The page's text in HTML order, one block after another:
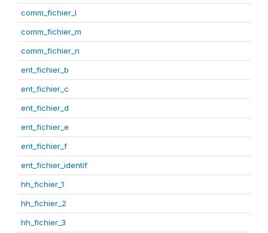
comm_fichier_l
comm_fichier_m
comm_fichier_n
ent_fichier_b
ent_fichier_c
ent_fichier_d
ent_fichier_e
ent_fichier_f
ent_fichier_identif
hh_fichier_1
hh_fichier_2
hh_fichier_3